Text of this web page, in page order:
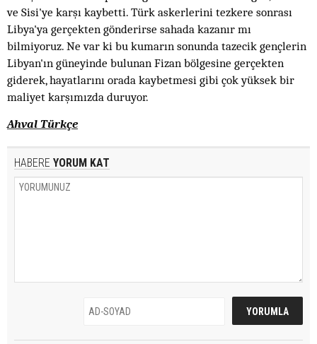
ve Sisi'ye karşı kaybetti. Türk askerlerini tezkere sonrası
Libya'ya gerçekten gönderirse sahada kazanır mı
bilmiyoruz. Ne var ki bu kumarın sonunda tazecik gençlerin
Libyan'ın güneyinde bulunan Fizan bölgesine gerçekten
giderek, hayatlarını orada kaybetmesi gibi çok yüksek bir
maliyet karşımızda duruyor.
Ahval Türkçe
HABERE YORUM KAT